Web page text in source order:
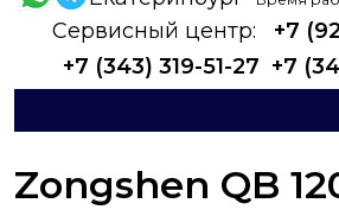
Сервисный центр:
+7
+7 (343) 319-51-27 +7
Zongshen QB